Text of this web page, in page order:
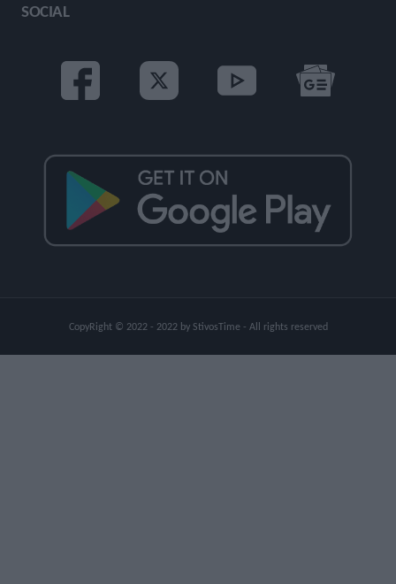
SOCIAL
CopyRight © 2022 - 2022 by StivosTime - All rights reserved